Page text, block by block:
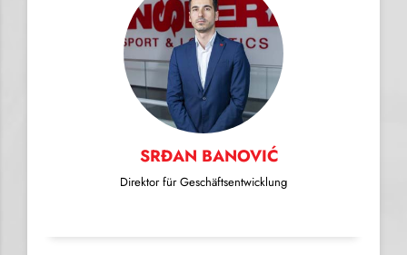
SRĐAN BANOVIĆ
Direktor für Geschäftsentwicklung